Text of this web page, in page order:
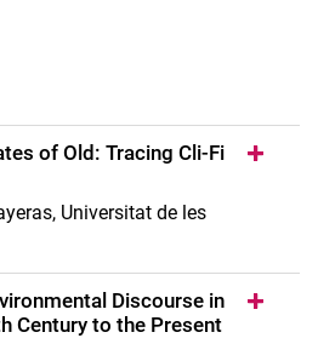
of Old: Tracing Cli-Fi
Universitat de les
Discourse in
Century to the Present